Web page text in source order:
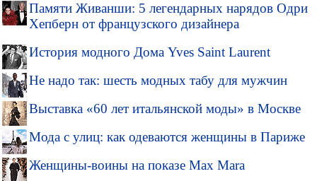
Памяти Живанши: 5 легендарных нарядов Одри
Хепберн от французского дизайнера
История модного Дома Yves Saint Laurent
Не надо так: шесть модных табу для мужчин
Выставка «60 лет итальянской моды» в Москве
Мода с улиц: как одеваются женщины в Париже
Женщины-воины на показе Max Mara